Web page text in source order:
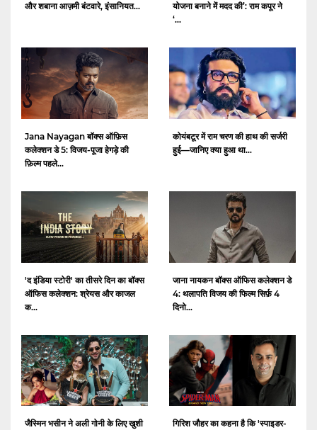
और शबाना आज़मी बंटवारे, इंसानियत...
योजना बनाने में मदद की’: राम कपूर ने
‘...
Jana Nayagan बॉक्स ऑफ़िस
कलेक्शन डे 5: विजय-पूजा हेगड़े की
फ़िल्म पहले...
कोयंबटूर में राम चरण की हाथ की सर्जरी
हुई—जानिए क्या हुआ था...
'द इंडिया स्टोरी' का तीसरे दिन का बॉक्स
ऑफिस कलेक्शन: श्रेयस और काजल
क...
जाना नायकन बॉक्स ऑफिस कलेक्शन डे
4: थलापति विजय की फिल्म सिर्फ़ 4
दिनो...
जैस्मिन भसीन ने अली गोनी के लिए खुशी
गिरिश जौहर का कहना है कि 'स्पाइडर-